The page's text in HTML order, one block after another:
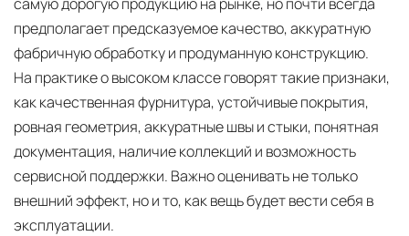
предполагает предсказуемое качество, аккуратную
фабричную обработку и продуманную конструкцию.
На практике о высоком классе говорят такие признаки,
как качественная фурнитура, устойчивые покрытия,
ровная геометрия, аккуратные швы и стыки, понятная
документация, наличие коллекций и возможность
сервисной поддержки. Важно оценивать не только
внешний эффект, но и то, как вещь будет вести себя в
эксплуатации.